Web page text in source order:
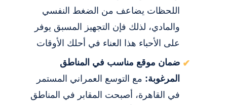
اللحظات يضاعف من الضغط النفسي
والمادي، لذلك فإن التجهيز المسبق يوفر
على الأحباء هذا العناء في أحلك الأوقات
ضمان موقع مناسب في المناطق
المرغوبة: مع التوسع العمراني المستمر
في القاهرة، أصبحت المقابر في المناطق